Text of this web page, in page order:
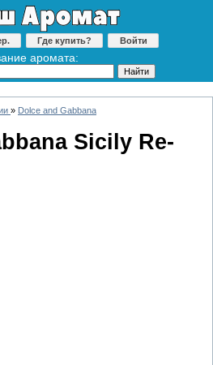
Где купить? Войти
аромата:
» Dolce and Gabbana
Sicily Re-